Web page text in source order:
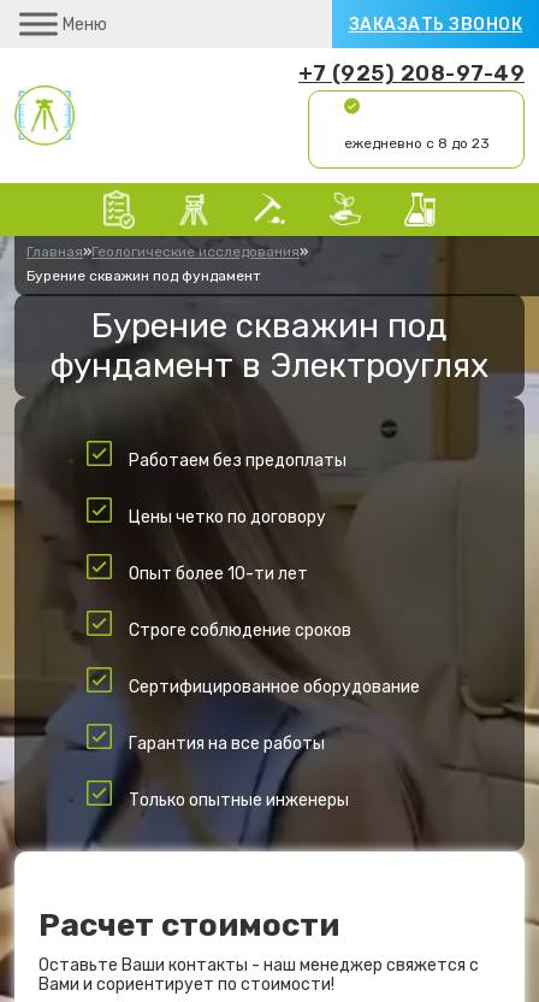
Меню ЗАКАЗАТЬ ЗВОНОК
+7 (925) 208-97-49
ежедневно с 8 до 23
Главная»Геологические исследования»
Бурение скважин под фундамент
Бурение скважин под
фундамент в Электроуглях
Работаем без предоплаты
Цены четко по договору
Опыт более 10-ти лет
Строге соблюдение сроков
Сертифицированное оборудование
Гарантия на все работы
Только опытные инженеры
Расчет стоимости
Оставьте Ваши контакты - наш менеджер свяжется с
Вами и сориентирует по стоимости!